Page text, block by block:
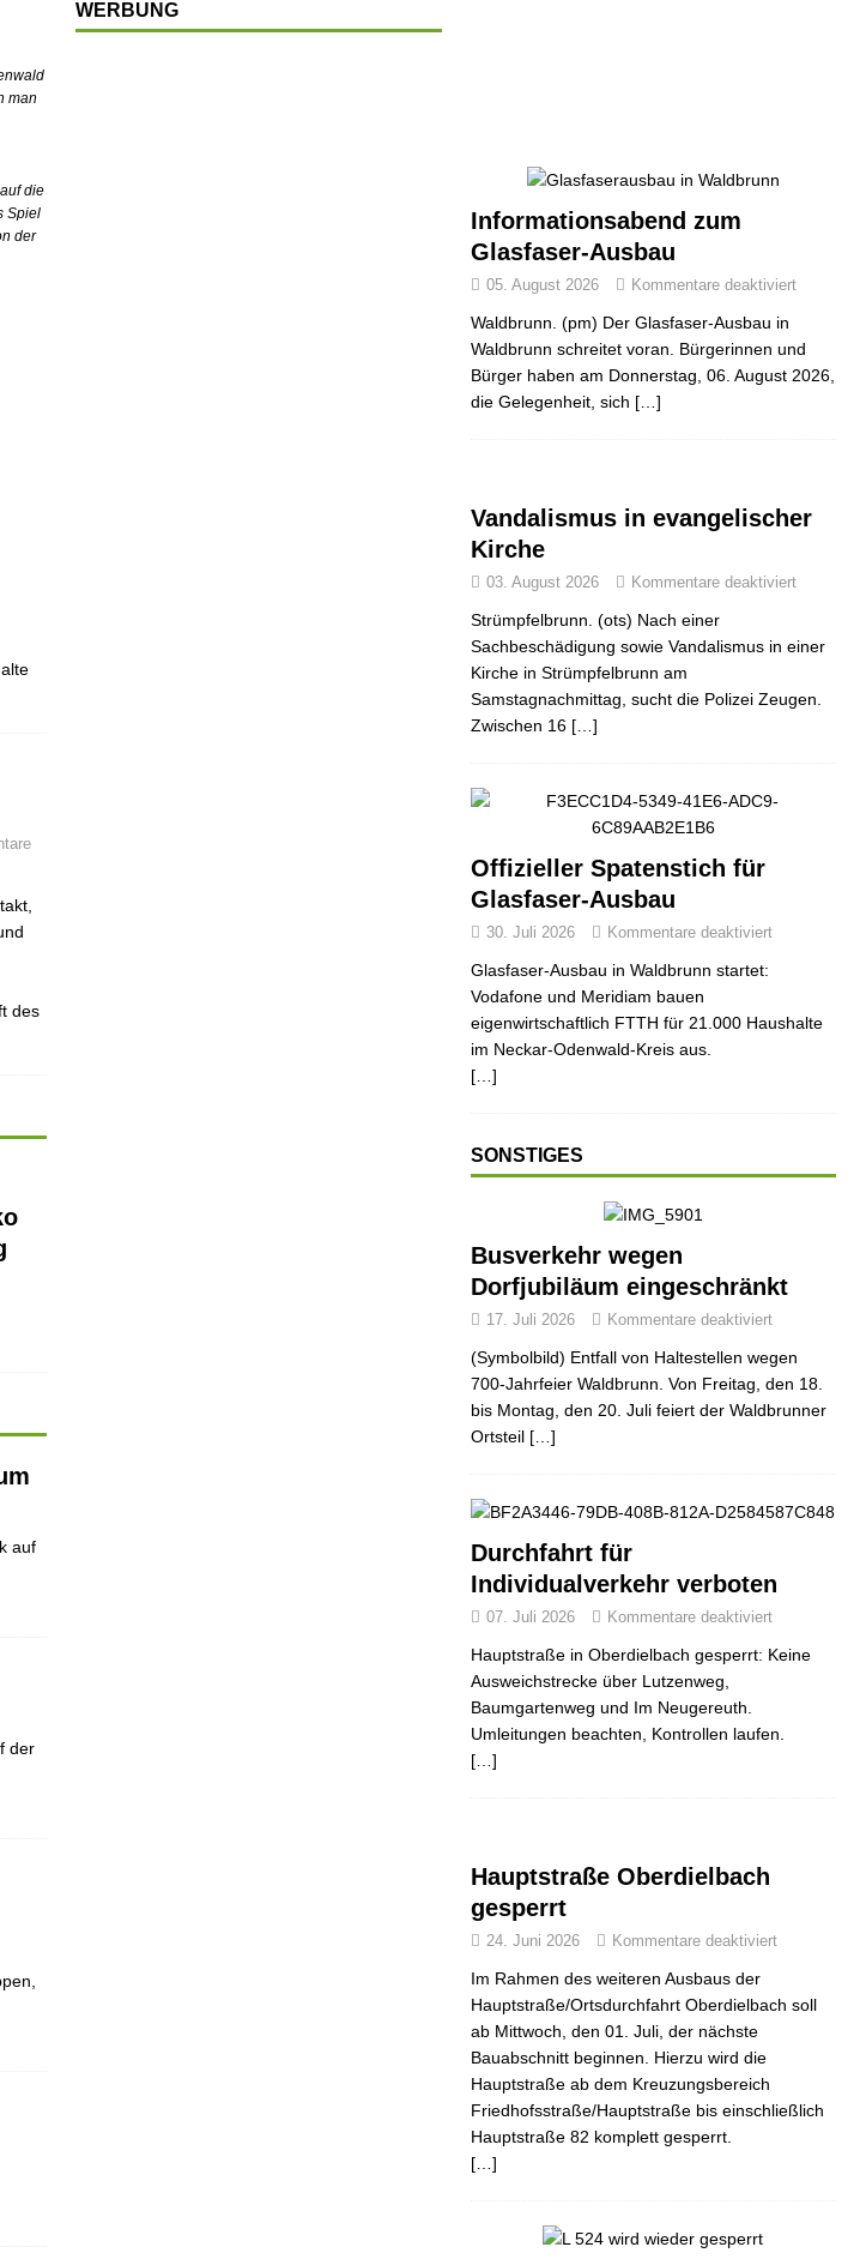
man
die
Spiel
der
des
auf
der
WERBUNG
Informationsabend zum
Glasfaser-Ausbau
05. August 2026 Kommentare deaktiviert
Waldbrunn. (pm) Der Glasfaser-Ausbau in
Waldbrunn schreitet voran. Bürgerinnen und
Bürger haben am Donnerstag, 06. August 2026,
die Gelegenheit, sich […]
Vandalismus in evangelischer
Kirche
03. August 2026 Kommentare deaktiviert
Strümpfelbrunn. (ots) Nach einer
Sachbeschädigung sowie Vandalismus in einer
Kirche in Strümpfelbrunn am
Samstagnachmittag, sucht die Polizei Zeugen.
Zwischen 16 […]
Offizieller Spatenstich für
Glasfaser-Ausbau
30. Juli 2026 Kommentare deaktiviert
Glasfaser-Ausbau in Waldbrunn startet:
Vodafone und Meridiam bauen
eigenwirtschaftlich FTTH für 21.000 Haushalte
im Neckar-Odenwald-Kreis aus.
[…]
SONSTIGES
Busverkehr wegen
Dorfjubiläum eingeschränkt
17. Juli 2026 Kommentare deaktiviert
(Symbolbild) Entfall von Haltestellen wegen
700-Jahrfeier Waldbrunn. Von Freitag, den 18.
bis Montag, den 20. Juli feiert der Waldbrunner
Ortsteil […]
Durchfahrt für
Individualverkehr verboten
07. Juli 2026 Kommentare deaktiviert
Hauptstraße in Oberdielbach gesperrt: Keine
Ausweichstrecke über Lutzenweg,
Baumgartenweg und Im Neugereuth.
Umleitungen beachten, Kontrollen laufen.
[…]
Hauptstraße Oberdielbach
gesperrt
24. Juni 2026 Kommentare deaktiviert
Im Rahmen des weiteren Ausbaus der
Hauptstraße/Ortsdurchfahrt Oberdielbach soll
ab Mittwoch, den 01. Juli, der nächste
Bauabschnitt beginnen. Hierzu wird die
Hauptstraße ab dem Kreuzungsbereich
Friedhofsstraße/Hauptstraße bis einschließlich
Hauptstraße 82 komplett gesperrt.
[…]